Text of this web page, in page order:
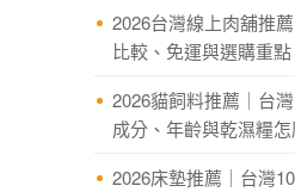
2026台灣線上肉舖推
比較、免運與選購重點
2026貓飼料推薦｜台
成分、年齡與乾濕糧怎
2026床墊推薦｜台灣